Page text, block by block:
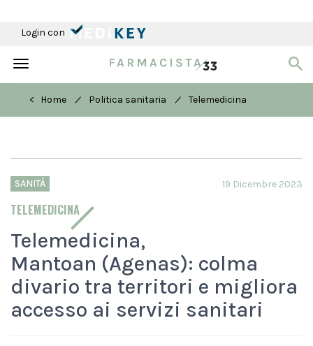
Login con
Toggle
< Home
/ Politica sanitaria / Telemedicina
SANITÀ
TELEMEDICINA
19 Dicembre 2023
Telemedicina,
Mantoan (Agenas): colma
divario tra territori e migliora
accesso ai servizi sanitari